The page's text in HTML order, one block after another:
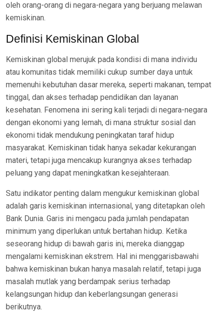
oleh orang-orang di negara-negara yang berjuang melawan
kemiskinan.
Definisi Kemiskinan Global
Kemiskinan global merujuk pada kondisi di mana individu
atau komunitas tidak memiliki cukup sumber daya untuk
memenuhi kebutuhan dasar mereka, seperti makanan, tempat
tinggal, dan akses terhadap pendidikan dan layanan
kesehatan. Fenomena ini sering kali terjadi di negara-negara
dengan ekonomi yang lemah, di mana struktur sosial dan
ekonomi tidak mendukung peningkatan taraf hidup
masyarakat. Kemiskinan tidak hanya sekadar kekurangan
materi, tetapi juga mencakup kurangnya akses terhadap
peluang yang dapat meningkatkan kesejahteraan.
Satu indikator penting dalam mengukur kemiskinan global
adalah garis kemiskinan internasional, yang ditetapkan oleh
Bank Dunia. Garis ini mengacu pada jumlah pendapatan
minimum yang diperlukan untuk bertahan hidup. Ketika
seseorang hidup di bawah garis ini, mereka dianggap
mengalami kemiskinan ekstrem. Hal ini menggarisbawahi
bahwa kemiskinan bukan hanya masalah relatif, tetapi juga
masalah mutlak yang berdampak serius terhadap
kelangsungan hidup dan keberlangsungan generasi
berikutnya.